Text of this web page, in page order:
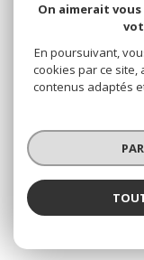
©
Nos honoraires
Admin
On aimerait
En poursuivant,
cookies par ce
contenus adaptés